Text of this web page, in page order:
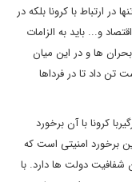
ارتباط با کرونا بلکه در
و... باید به الزامات
ها و در این میان
تن داد تا در فرداها
کرونا با آن برخورد
برخورد امنیتی است که
دولت ها دارد. با